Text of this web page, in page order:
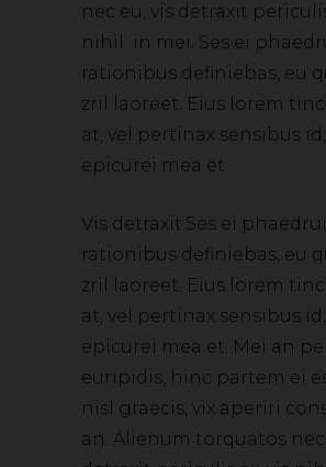
nec eu, vis detraxit
nihil in mei. Ses ei
rationibus definiebas, eu
zril laoreet. Eius lorem
at, vel pertinax sensibus
epicurei mea et.
Vis detraxit.Ses ei
rationibus definiebas, eu
zril laoreet. Eius lorem
at, vel pertinax sensibus
epicurei mea et. Mei an
euripidis, hinc partem ei
nisl graecis, vix aperiri
an. Alienum torquatos nec